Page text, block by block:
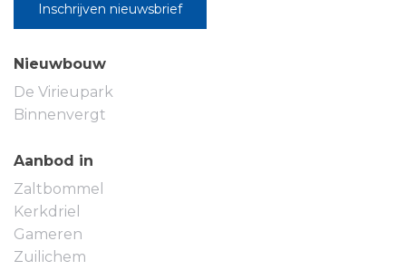
Inschrijven nieuwsbrief
Nieuwbouw
De Virieupark
Binnenvergt
Aanbod in
Zaltbommel
Kerkdriel
Gameren
Zuilichem